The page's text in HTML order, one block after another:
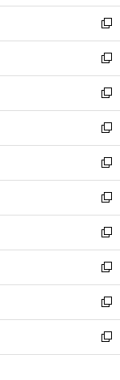
し
い
ウ
ィ
ン
ド
ウ
で
開
く
新
し
い
ウ
ィ
ン
ド
ウ
で
開
く
新
し
い
ウ
ィ
ン
ド
ウ
で
開
く
新
し
い
ウ
ィ
ン
ド
ウ
で
開
く
新
し
い
ウ
ィ
ン
ド
ウ
で
開
く
新
し
い
ウ
ィ
ン
ド
ウ
で
開
く
新
し
い
ウ
ィ
ン
ド
ウ
で
開
新
し
い
ウ
ィ
ン
ド
ウ
新
し
い
ウ
ィ
ン
新
し
い
ウ
新
し